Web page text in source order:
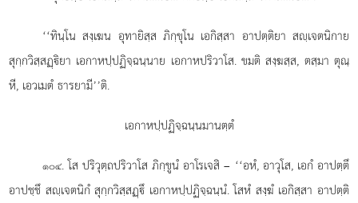
‘‘ทินฺโน สงฺเฆน อุทายิสฺส ภิกฺขุโน เอกิสฺสา อาปตฺติยา สฺเจตนิกาย
สุกฺกวิสฺสฏฺิยา เอกาหปฺปฏิจฺฉนฺนาย เอกาหปริวาโส. ขมติ สงฺฆสฺส, ตสฺมา ตุณฺ
หี, เอวเมตํ ธารยามี’’ติ.
เอกาหปฺปฏิจฺฉนฺนมานตฺตํ
๑๐๔. โส ปริวุตฺถปริวาโส ภิกฺขูนํ อาโรเจสิ – ‘‘อหํ, อาวุโส, เอกํ อาปตฺตึ
อาปชฺชึ สฺเจตนิกํ สุกฺกวิสฺสฏฺึ เอกาหปฺปฏิจฺฉนฺนํ. โสหํ สงฺฆํ เอกิสฺสา อาปตฺติ